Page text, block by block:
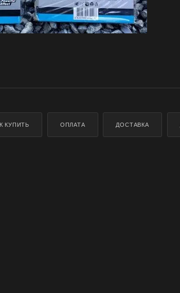
КУПИТЬ ОПЛАТА ДОСТАВКА